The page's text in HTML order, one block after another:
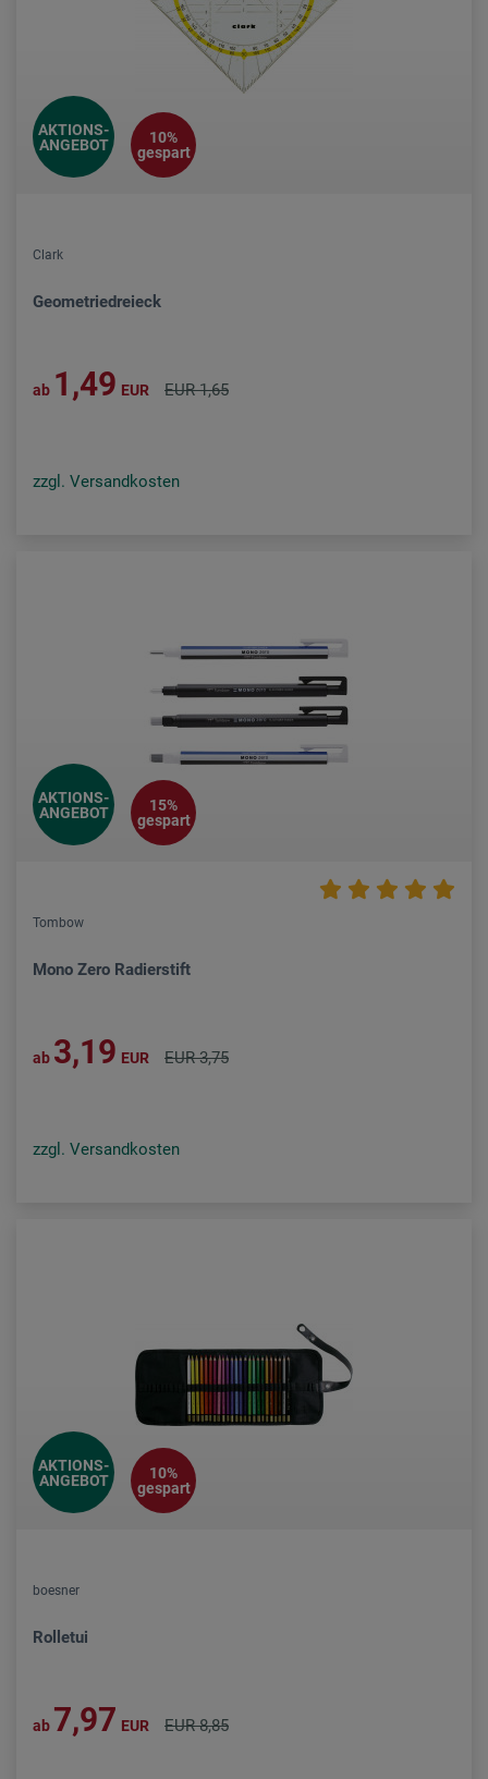
AKTIONS-
ANGEBOT
10%
gespart
Clark
Geometriedreieck
ab 1,49 EUR EUR 1,65
zzgl. Versandkosten
AKTIONS-
ANGEBOT
15%
gespart
Tombow
Mono Zero Radierstift
ab 3,19 EUR EUR 3,75
zzgl. Versandkosten
AKTIONS-
ANGEBOT
10%
gespart
boesner
Rolletui
ab 7,97 EUR EUR 8,85